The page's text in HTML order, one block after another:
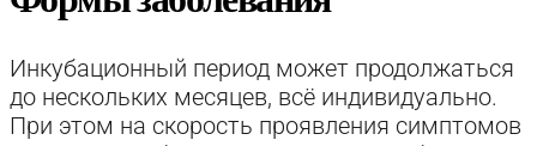
Инкубационный период может продолжаться
до нескольких месяцев, всё индивидуально.
При этом на скорость проявления симптомов